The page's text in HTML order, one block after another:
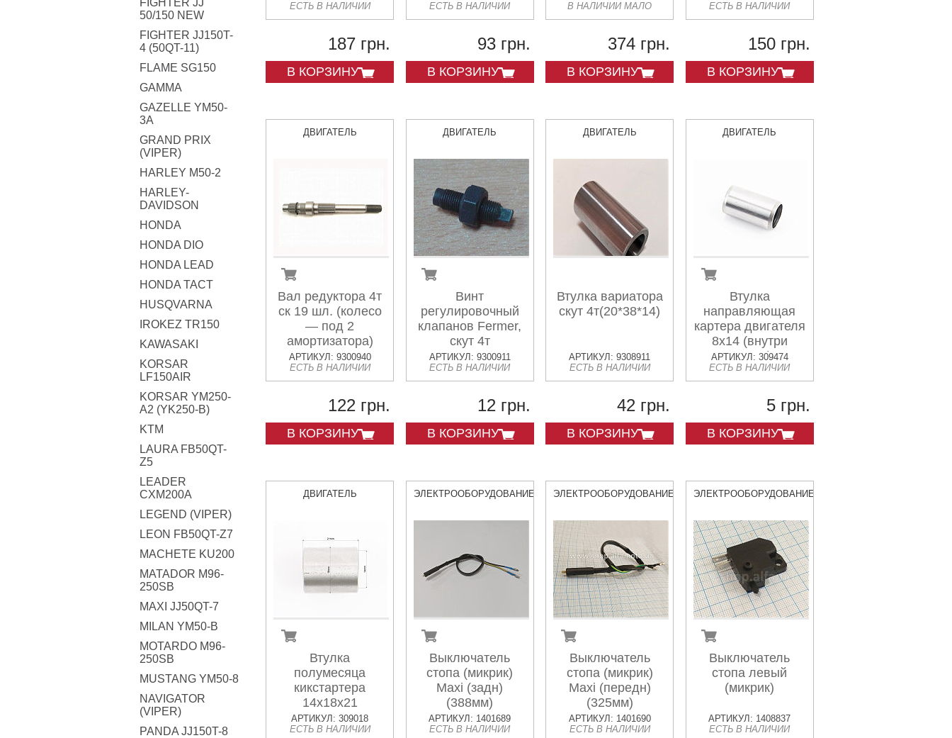
FIGHTER JJ
50/150 NEW
FIGHTER JJ150T-
4 (50QT-11)
FLAME SG150
GAMMA
GAZELLE YM50-
3A
GRAND PRIX
(VIPER)
HARLEY M50-2
HARLEY-
DAVIDSON
HONDA
HONDA DIO
HONDA LEAD
HONDA TACT
HUSQVARNA
IROKEZ TR150
KAWASAKI
KORSAR
LF150AIR
KORSAR YM250-
A2 (YK250-B)
KTM
LAURA FB50QT-
Z5
LEADER
CXM200A
LEGEND (VIPER)
LEON FB50QT-Z7
MACHETE KU200
MATADOR M96-
250SB
MAXI JJ50QT-7
MILAN YM50-B
MOTARDO M96-
250SB
MUSTANG YM50-8
NAVIGATOR
(VIPER)
PANDA JJ150T-8
ЕСТЬ В НАЛИЧИИ
187 грн.
В КОРЗИНУ
ЕСТЬ В НАЛИЧИИ
93 грн.
В КОРЗИНУ
В НАЛИЧИИ МАЛО
374 грн.
В КОРЗИНУ
ЕСТЬ В НАЛИЧИИ
150 грн.
В КОРЗИНУ
ДВИГАТЕЛЬ
Вал редуктора 4т
ск 19 шл. (колесо
— под 2
амортизатора)
АРТИКУЛ: 9300940
ЕСТЬ В НАЛИЧИИ
122 грн.
В КОРЗИНУ
ДВИГАТЕЛЬ
Винт
регулировочный
клапанов Fermer,
скут 4т
АРТИКУЛ: 9300911
ЕСТЬ В НАЛИЧИИ
12 грн.
В КОРЗИНУ
ДВИГАТЕЛЬ
Втулка вариатора
скут 4т(20*38*14)
АРТИКУЛ: 9308911
ЕСТЬ В НАЛИЧИИ
42 грн.
В КОРЗИНУ
ДВИГАТЕЛЬ
Втулка
направляющая
картера двигателя
8x14 (внутри
6,5mm)
АРТИКУЛ: 309474
ЕСТЬ В НАЛИЧИИ
5 грн.
В КОРЗИНУ
ДВИГАТЕЛЬ
Втулка
полумесяца
кикстартера
14x18x21
АРТИКУЛ: 309018
ЕСТЬ В НАЛИЧИИ
ЭЛЕКТРООБОРУДОВАНИЕ
Выключатель
стопа (микрик)
Maxi (задн)
(388мм)
АРТИКУЛ: 1401689
ЕСТЬ В НАЛИЧИИ
ЭЛЕКТРООБОРУДОВАНИЕ
Выключатель
стопа (микрик)
Maxi (передн)
(325мм)
АРТИКУЛ: 1401690
ЕСТЬ В НАЛИЧИИ
ЭЛЕКТРООБОРУДОВАНИЕ
Выключатель
стопа левый
(микрик)
АРТИКУЛ: 1408837
ЕСТЬ В НАЛИЧИИ